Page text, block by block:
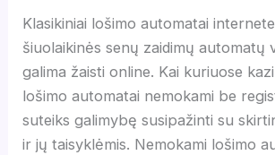
Klasikiniai lošimo automatai
šiuolaikinės senų zaidimų automatų
galima žaisti online. Kai kuriuose
lošimo automatai nemokami be
suteiks galimybę susipažinti su
ir jų taisyklėmis. Nemokami lošimo